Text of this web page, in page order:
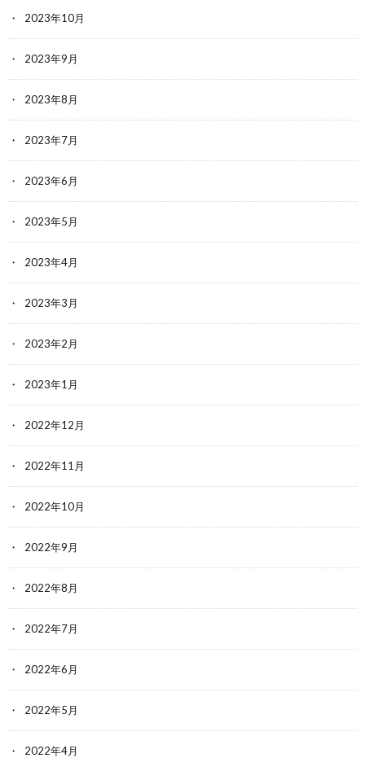
2023年10月
2023年9月
2023年8月
2023年7月
2023年6月
2023年5月
2023年4月
2023年3月
2023年2月
2023年1月
2022年12月
2022年11月
2022年10月
2022年9月
2022年8月
2022年7月
2022年6月
2022年5月
2022年4月